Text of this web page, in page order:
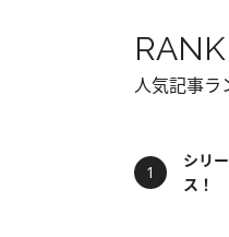
人気記事ラ
シリ
ス！